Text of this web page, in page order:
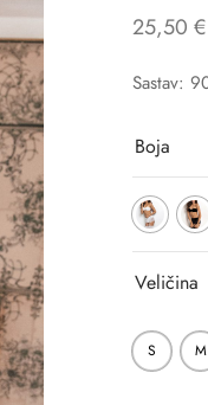
25,50 €
Sastav:
Boja
Veličina
S M